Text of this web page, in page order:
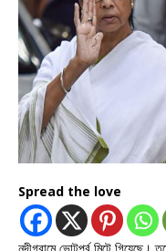
Spread the love